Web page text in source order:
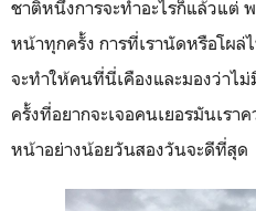
ชาติหนึ่งการจะทำอะไรก็แล้วแต่
หน้าทุกครั้ง การที่เรานัดหรือโผ
จะทำให้คนที่นี่เคืองและมองว่าไ
ครั้งที่อยากจะเจอคนเยอรมันเรา
หน้าอย่างน้อยวันสองวันจะดีที่สุด